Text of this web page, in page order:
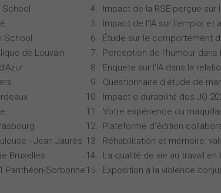
School
School
de Louvain
- Jean Jaurès
Bruxelles
Panthéon-Sorbonne
Impact de la RSE perçue
Impact de l'IA sur l'emploi et
Étude sur le comportement
Perception de l'humour
Enquete sur l'IA dans la
Questionnaire d'étude de
Impact e durabilité des JO
Votre expérience du
Plateforme d'édition
Réhabilitation et mémoire:
La qualité de vie au travail
Exposition à la violence